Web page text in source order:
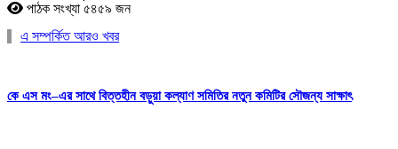
পাঠক সংখ্যা ৫৪৫৯ জন
এ সম্পর্কিত আরও খবর
কে এস মং–এর সাথে বিত্তহীন বড়ুয়া কল্যাণ সমিতির নতুন কমিটির সৌজন্য সাক্ষাৎ